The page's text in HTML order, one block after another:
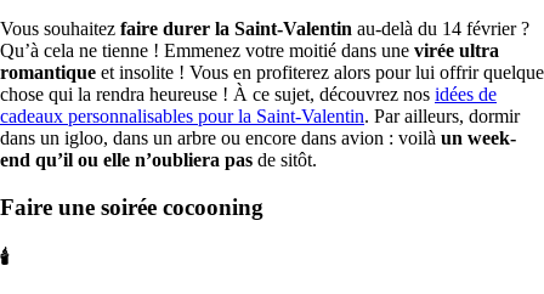
Vous souhaitez faire durer la Saint-Valentin au-delà du 14 février ?
Qu’à cela ne tienne ! Emmenez votre moitié dans une virée ultra
romantique et insolite ! Vous en profiterez alors pour lui offrir quelque
chose qui la rendra heureuse ! À ce sujet, découvrez nos idées de
cadeaux personnalisables pour la Saint-Valentin. Par ailleurs, dormir
dans un igloo, dans un arbre ou encore dans avion : voilà un week-
end qu’il ou elle n’oubliera pas de sitôt.
Faire une soirée cocooning
🕯